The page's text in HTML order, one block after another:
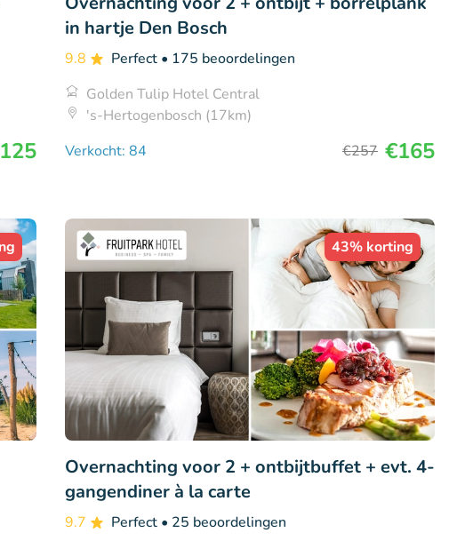
in hartje Den Bosch
9.8 Perfect • 175 beoordelingen
Golden Tulip Hotel Central
's-Hertogenbosch (17km)
Verkocht: 84
€257 €165
43% korting
Overnachting voor 2 + ontbijtbuffet + evt. 4-
gangendiner à la carte
9.7 Perfect • 25 beoordelingen